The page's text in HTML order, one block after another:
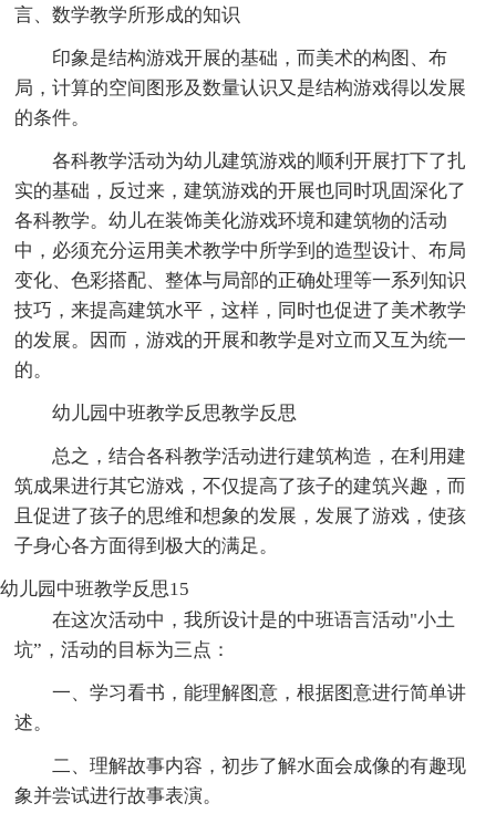
言、数学教学所形成的知识
印象是结构游戏开展的基础，而美术的构图、布
局，计算的空间图形及数量认识又是结构游戏得以发展
的条件。
各科教学活动为幼儿建筑游戏的顺利开展打下了扎
实的基础，反过来，建筑游戏的开展也同时巩固深化了
各科教学。幼儿在装饰美化游戏环境和建筑物的活动
中，必须充分运用美术教学中所学到的造型设计、布局
变化、色彩搭配、整体与局部的正确处理等一系列知识
技巧，来提高建筑水平，这样，同时也促进了美术教学
的发展。因而，游戏的开展和教学是对立而又互为统一
的。
幼儿园中班教学反思教学反思
总之，结合各科教学活动进行建筑构造，在利用建
筑成果进行其它游戏，不仅提高了孩子的建筑兴趣，而
且促进了孩子的思维和想象的发展，发展了游戏，使孩
子身心各方面得到极大的满足。
幼儿园中班教学反思15
在这次活动中，我所设计是的中班语言活动"小土
坑”，活动的目标为三点：
一、学习看书，能理解图意，根据图意进行简单讲
述。
二、理解故事内容，初步了解水面会成像的有趣现
象并尝试进行故事表演。